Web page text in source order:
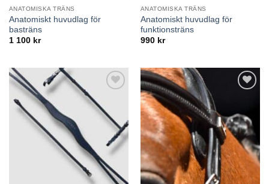
ANATOMISKA TRÄNS
Anatomiskt huvudlag för
basträns
1 100 kr
ANATOMISKA TRÄNS
Anatomiskt huvudlag för
funktionsträns
990 kr
Lägg till i
önskelistan